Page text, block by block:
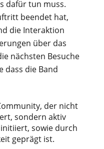
dafür tun muss.
beendet hat,
die Interaktion
über das
nächsten Besuche
dass die Band
der nicht
sondern aktiv
sowie durch
geprägt ist.